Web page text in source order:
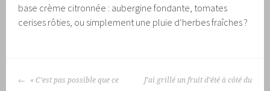
base crème citronnée : aubergine fondante, tomates
cerises rôties, ou simplement une pluie d’herbes fraîches ?
NAVIGATION
« C’est pas possible que ce
J’ai grillé un fruit d’été à côté du